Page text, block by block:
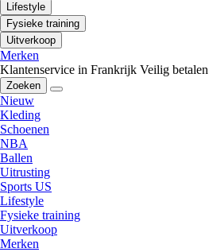
Lifestyle
Fysieke training
Uitverkoop
Merken
Klantenservice in Frankrijk Veilig betalen
Zoeken
Nieuw
Kleding
Schoenen
NBA
Ballen
Uitrusting
Sports US
Lifestyle
Fysieke training
Uitverkoop
Merken